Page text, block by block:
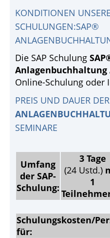
KONDITIONEN
SCHULUNGEN:SAP®
Die SAP Schulung
Anlagenbuchhaltung
Online-Schulung oder
PREIS UND DAUER
SEMINARE
Umfang
der SAP-
Schulung:
3 Tage
(24 Ustd.)
1
Schulungskosten/
für: